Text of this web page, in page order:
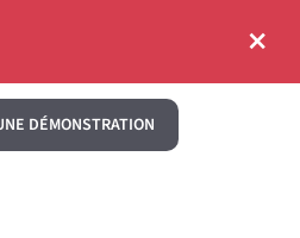
×
DÉMONSTRATION